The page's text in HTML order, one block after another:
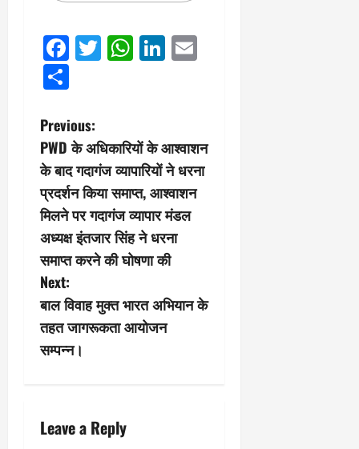
Facebook
Twitter
WhatsApp
LinkedIn
P
o
s
t
n
a
v
i
a
Previous:
PWD के अधिकारियों के आश्वाशन
के बाद गदागंज व्यापारियों ने धरना
प्रदर्शन किया समाप्त, आश्वाशन
मिलने पर गदागंज व्यापार मंडल
अध्यक्ष इंतजार सिंह ने धरना
समाप्त करने की घोषणा की
Next:
बाल विवाह मुक्त भारत अभियान के
तहत जागरूकता आयोजन
सम्पन्न।
Leave a Reply